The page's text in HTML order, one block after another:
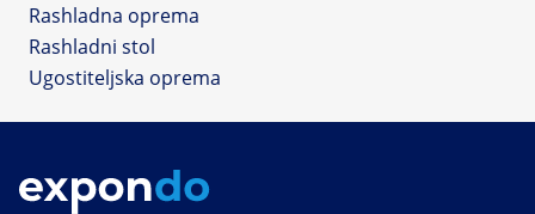
Rashladna oprema
Rashladni stol
Ugostiteljska oprema